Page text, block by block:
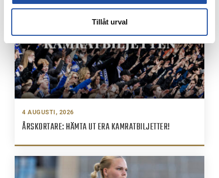
Tillåt urval
4 AUGUSTI, 2026
ÅRSKORTARE: HÄMTA UT ERA KAMRATBILJETTER!